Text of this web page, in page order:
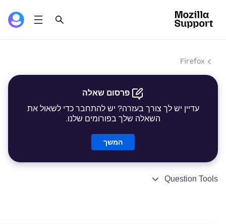
Firefox
פרסום שאלה
עדיין יש לך צורך בעזרה? יש להתחבר כדי לשאול את
השאלה שלך בפורומים שלנו.
המשך
Question Tools